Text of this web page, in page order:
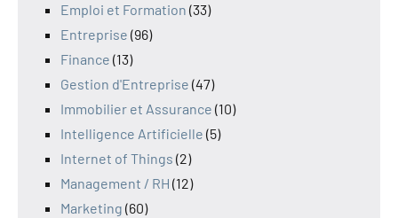
Emploi et Formation (33)
Entreprise (96)
Finance (13)
Gestion d'Entreprise (47)
Immobilier et Assurance (10)
Intelligence Artificielle (5)
Internet of Things (2)
Management / RH (12)
Marketing (60)